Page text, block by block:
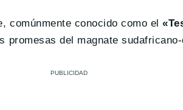
comúnmente conocido como el
del magnate